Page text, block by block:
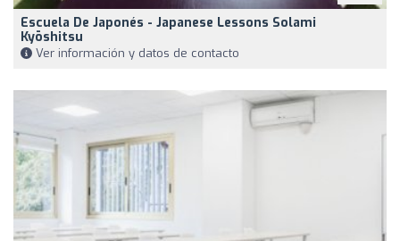
Escuela De Japonés - Japanese Lessons Solami
Kyōshitsu
Ver información y datos de contacto